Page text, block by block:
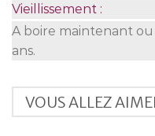
Vieillissement :
A boire maintenant ou
ans.
VOUS ALLEZ